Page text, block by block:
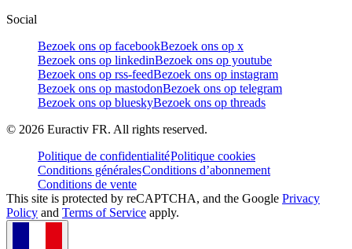
Social
Bezoek ons op facebookBezoek ons op x
Bezoek ons op linkedinBezoek ons op youtube
Bezoek ons op rss-feedBezoek ons op instagram
Bezoek ons op mastodonBezoek ons op telegram
Bezoek ons op blueskyBezoek ons op threads
© 2026 Euractiv FR. All rights reserved.
Politique de confidentialitéPolitique cookies
Conditions généralesConditions d’abonnement
Conditions de vente
This site is protected by reCAPTCHA, and the Google Privacy
Policy and Terms of Service apply.